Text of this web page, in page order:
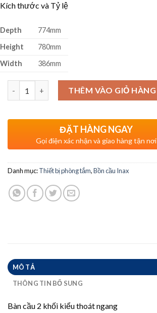
Kích thước và Tỷ lệ
Depth
774mm
Height
780mm
Width
386mm
THÊM VÀO GIỎ HÀNG
ĐẶT HÀNG NGAY
Gọi điện xác nhận và giao hàng tận nơi
Danh mục:Thiết bị phòng tắm,Bồn cầu Inax
MÔ TẢ
THÔNG TIN BỔ SUNG
Bàn cầu 2 khối kiểu thoát ngang